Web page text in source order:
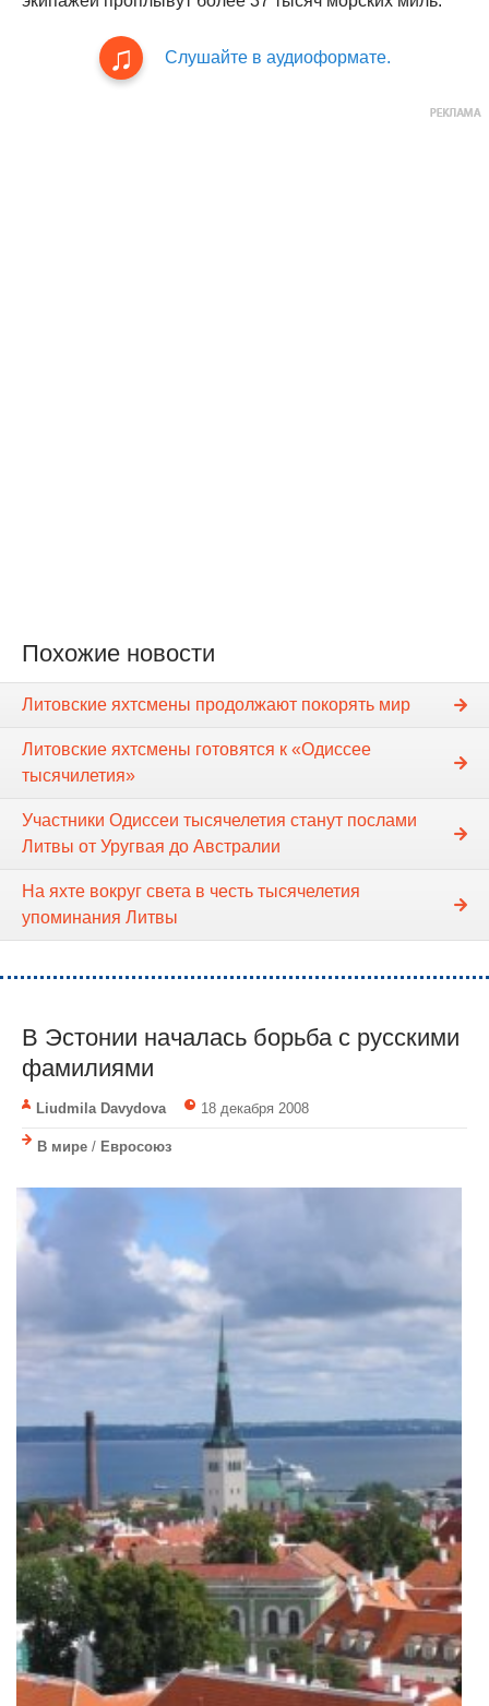
Слушайте в аудиоформате.
Похожие новости
Литовские яхтсмены продолжают покорять мир
Литовские яхтсмены готовятся к «Одиссеe
тысячилетия»
Участники Одиссеи тысячелетия станут послами
Литвы от Уругвая до Австралии
На яхте вокруг света в честь тысячелетия
упоминания Литвы
В Эстонии началась борьба с русскими
фамилиями
Liudmila Davydova 18 декабря 2008
В мире / Евросоюз